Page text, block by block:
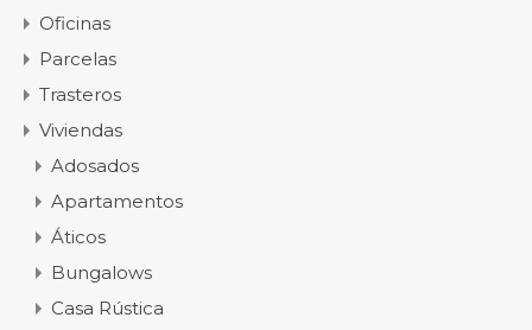
Oficinas
Parcelas
Trasteros
Viviendas
Adosados
Apartamentos
Áticos
Bungalows
Casa Rústica